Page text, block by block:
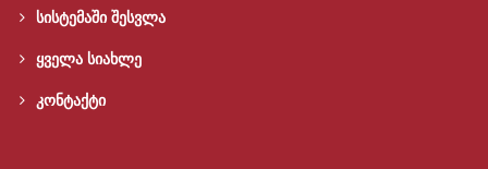
სისტემაში შესვლა
ყველა სიახლე
კონტაქტი